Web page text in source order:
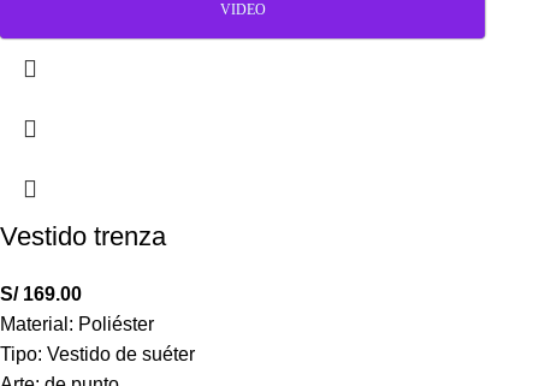
VIDEO
Vestido trenza
S/169.00
Material: Poliéster
Tipo: Vestido de suéter